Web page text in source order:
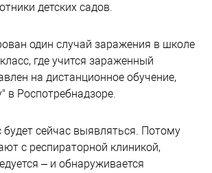
детских садов.
один случай заражения в школе
где учится зараженный
на дистанционное обучение,
в Роспотребнадзоре.
будет сейчас выявляться. Потому
с респираторной клиникой,
– и обнаруживается